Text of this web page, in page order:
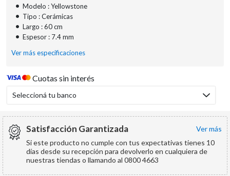
• Modelo : Yellowstone
• Tipo : Cerámicas
• Largo : 60 cm
• Espesor : 7.4 mm
Ver más especificaciones
Cuotas sin interés
Seleccioná tu banco
Satisfacción Garantizada
ver más
Si este producto no cumple con tus expectativas tienes 10
días desde su recepción para devolverlo en cualquiera de
nuestras tiendas o llamando al 0800 4663